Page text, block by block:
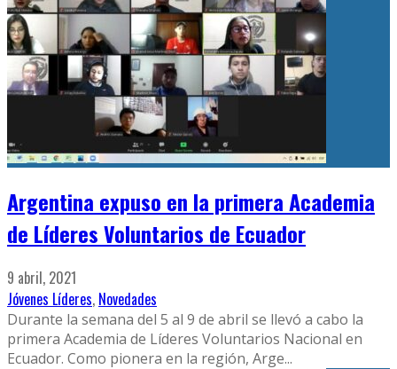
Argentina expuso en la primera Academia
de Líderes Voluntarios de Ecuador
9 abril, 2021
Jóvenes Líderes, Novedades
Durante la semana del 5 al 9 de abril se llevó a cabo la
primera Academia de Líderes Voluntarios Nacional en
Ecuador. Como pionera en la región, Arge...